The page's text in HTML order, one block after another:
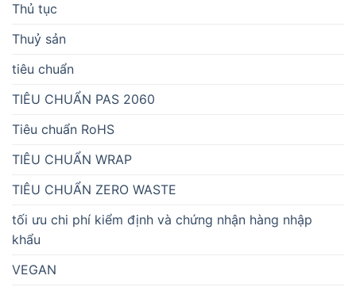
Thủ tục
Thuỷ sản
tiêu chuẩn
TIÊU CHUẨN PAS 2060
Tiêu chuẩn RoHS
TIÊU CHUẨN WRAP
TIÊU CHUẨN ZERO WASTE
tối ưu chi phí kiểm định và chứng nhận hàng nhập
khẩu
VEGAN